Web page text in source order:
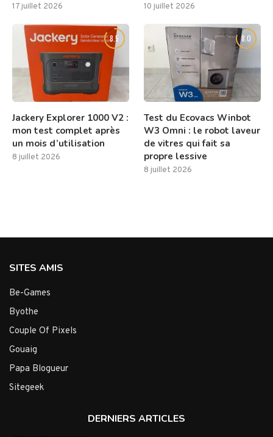
17 juillet 2026 10 juillet 2026
8.5
Jackery Explorer 1000 V2 :
mon test complet après
un mois d’utilisation
8 juillet 2026
8.0
Test du Ecovacs Winbot
W3 Omni : le robot laveur
de vitres qui fait sa
propre lessive
8 juillet 2026
SITES AMIS
Be-Games
Byothe
Couple Of Pixels
Gouaig
Papa Blogueur
Sitegeek
DERNIERS ARTICLES